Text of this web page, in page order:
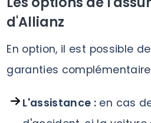
d'Allianz
En option, il est possible
garanties
L'assistance : en cas